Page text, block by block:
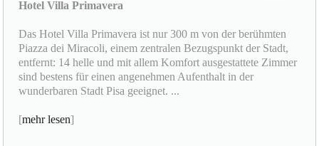
Hotel Villa Primavera
Das Hotel Villa Primavera ist nur 300 m von der berühmten
Piazza dei Miracoli, einem zentralen Bezugspunkt der Stadt,
entfernt: 14 helle und mit allem Komfort ausgestattete Zimmer
sind bestens für einen angenehmen Aufenthalt in der
wunderbaren Stadt Pisa geeignet. ...
[mehr lesen]